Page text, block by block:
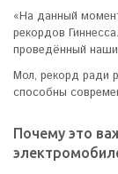
«На данный
рекордов
проведённый
Мол, рекорд ради
способны
Почему это